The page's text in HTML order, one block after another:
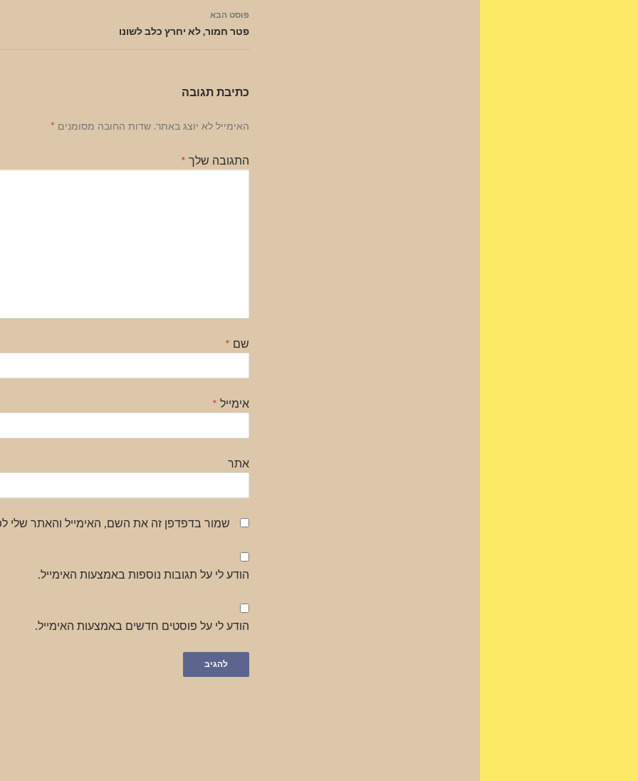
פוסט הבא
פטר חמור, לא יחרץ כלב לשונו
כתיבת תגובה
האימייל לא יוצג באתר. שדות החובה מסומנים *
התגובה שלך *
שם *
אימייל *
אתר
שמור בדפדפן זה את השם, האימייל והאתר שלי
הודע לי על תגובות נוספות באמצעות האימייל.
הודע לי על פוסטים חדשים באמצעות האימייל.